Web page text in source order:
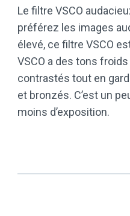
Le filtre VSCO
préférez les images
élevé, ce filtre VSCO
VSCO a des tons
contrastés tout en
et bronzés. C’est un
moins d’exposition.